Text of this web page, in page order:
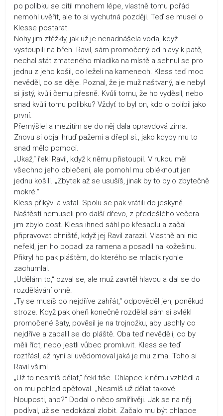
po polibku se cítil mnohem lépe, vlastně tomu pořád
nemohl uvěřit, ale to si vychutná později. Teď se musel o
Klesse postarat.
Nohy jim ztěžkly, jak už je nenadnášela voda, když
vystoupili na břeh. Ravil, sám promočený od hlavy k patě,
nechal stát zmateného mladíka na místě a sehnul se pro
jednu z jeho košil, co leželi na kamenech. Kless teď moc
nevěděl, co se děje. Poznal, že je muž naštvaný, ale nebyl
si jistý, kvůli čemu přesně. Kvůli tomu, že ho vyděsil, nebo
snad kvůli tomu polibku? Vždyť to byl on, kdo o políbil jako
první.
Přemýšlel a mezitím se do něj dala opravdová zima.
Znovu si objal hruď pažemi a dřepl si., jako kdyby mu to
snad mělo pomoci.
„Ukaž,“ řekl Ravil, když k němu přistoupil. V rukou měl
všechno jeho oblečení, ale pomohl mu obléknout jen
jednu košili. „Zbytek až se usušíš, jinak by to bylo zbytečně
mokré.“
Kless přikývl a vstal. Spolu se pak vrátili do jeskyně.
Naštěstí nemuseli pro další dřevo, z předešlého večera
jim zbylo dost. Kless ihned sáhl po křesadlu a začal
připravovat ohniště, když jej Ravil zarazil. Vlastně ani nic
neřekl, jen ho popadl za ramena a posadil na kožešinu.
Přikryl ho pak pláštěm, do kterého se mladík rychle
zachumlal.
„Udělám to,“ ozval se, ale muž zavrtěl hlavou a dal se do
rozdělávání ohně.
„Ty se musíš co nejdříve zahřát,“ odpověděl jen, poněkud
stroze. Když pak oheň konečně rozdělal sám si svlékl
promočené šaty, pověsil je na trojnožku, aby uschly co
nejdříve a zabalil se do pláště. Oba teď nevěděli, co by
měli říct, nebo jestli vůbec promluvit. Kless se teď
roztřásl, až nyní si uvědomoval jaká je mu zima. Toho si
Ravil všiml.
„Už to nesmíš dělat,“ řekl tiše. Chlapec k němu vzhlédl a
on mu pohled opětoval. „Nesmíš už dělat takové
hlouposti, ano?“ Dodal o něco smířlivěji. Jak se na něj
podíval, už se nedokázal zlobit. Začalo mu být chlapce